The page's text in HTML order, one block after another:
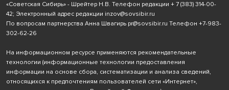
«Советская Сибирь» - Шрейтер Н.В. Телефон редакции + 7 (383) 314-00-
42; Электронный адрес редакции inzov@sovsibir.ru
По вопросам партнерства Анна Швагирь pr@sovsibir.ru Телефон +7-983-
302-62-26
На информационном ресурсе применяются рекомендательные
технологии (информационные технологии предоставления
информации на основе сбора, систематизации и анализа сведений,
относящихся к предпочтениям пользователей сети «Интернет»,